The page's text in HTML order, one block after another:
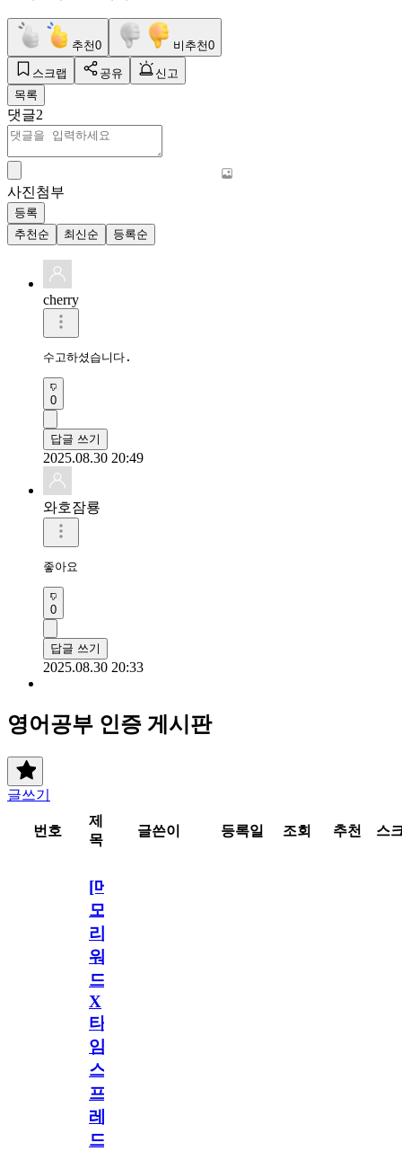
추천0 비추천0
스크랩 공유
신고
목록
댓글2
사진첨부
등록
추천순
최신순 등록순
cherry
수고하셨습니다.
0
답글 쓰기
2025.08.30 20:49
와호잠룡
좋아요
0
답글 쓰기
2025.08.30 20:33
영어공부 인증 게시판
글쓰기
번호
제
목
글쓴이 등록일 조회 추천 스
[메
모
리
워
드
X
타
임
스
프
레
드]